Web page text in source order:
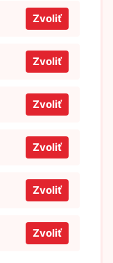
Zvoliť
Zvoliť
Zvoliť
Zvoliť
Zvoliť
Zvoliť